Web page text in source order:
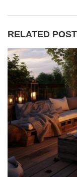
RELATED